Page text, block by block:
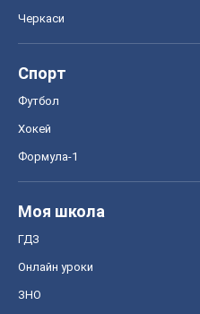
Черкаси
Спорт
Футбол
Хокей
Формула-1
Моя школа
ГДЗ
Онлайн уроки
ЗНО